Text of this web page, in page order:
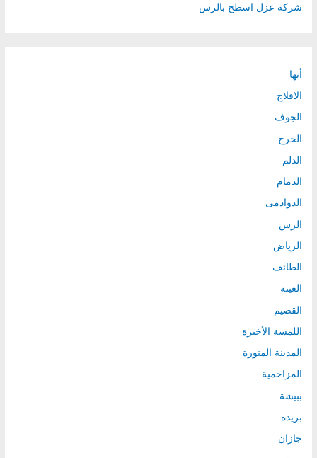
شركة عزل اسطح بالرس
أبها
الافلاج
الجوف
الخرج
الدلم
الدمام
الدوادمى
الرس
الرياض
الطائف
العينة
القصيم
اللمسة الأخيرة
المدينة المنورة
المزاحمية
ببيشة
بريدة
جازان